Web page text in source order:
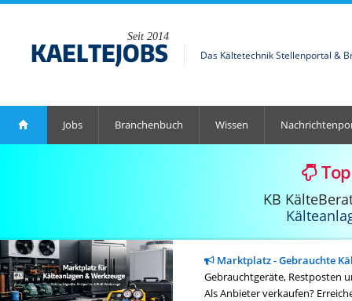
Seit 2014
Das Kältetechnik Stellenportal &
Jobs Branchenbuch Wissen
KB
Marktplatz - Gebrauchte
Gebrauchtgeräte, Restposten
Als Anbieter verkaufen?